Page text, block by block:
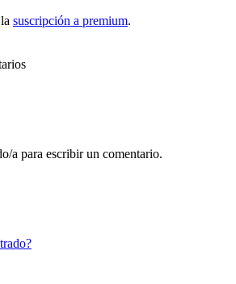
suscripción a premium.
a para escribir un comentario.